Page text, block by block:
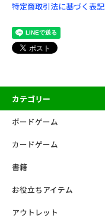
特定商取引法に基づく表記
カテゴリー
ボードゲーム
カードゲーム
書籍
お役立ちアイテム
アウトレット